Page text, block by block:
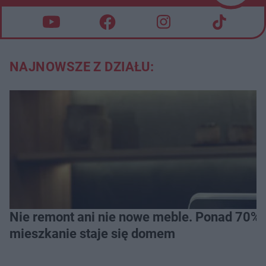
NAJNOWSZE Z DZIAŁU:
Nie remont ani nie nowe meble. Ponad
mieszkanie staje się domem